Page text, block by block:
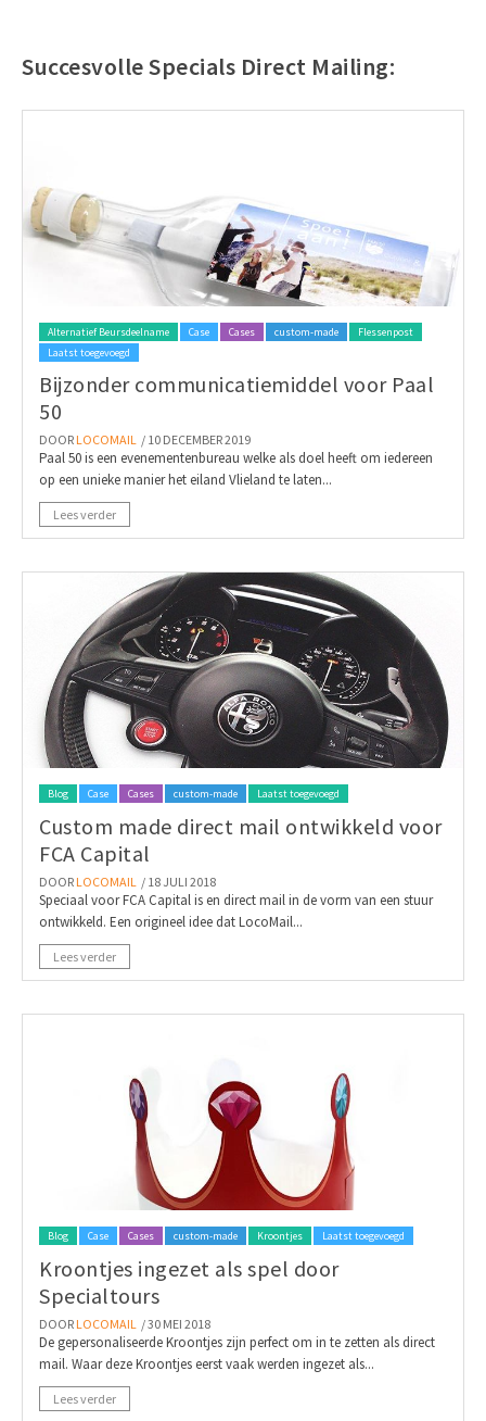
Succesvolle Specials Direct Mailing:
Alternatief Beursdeelname Case Cases custom-made
Flessenpost
Laatst toegevoegd
Bijzonder communicatiemiddel voor Paal
50
DOOR LOCOMAIL / 10 DECEMBER 2019
Paal 50 is een evenementenbureau welke als doel heeft om iedereen
op een unieke manier het eiland Vlieland te laten...
Lees verder
Blog Case Cases custom-made Laatst toegevoegd
Custom made direct mail ontwikkeld voor
FCA Capital
DOOR LOCOMAIL / 18 JULI 2018
Speciaal voor FCA Capital is en direct mail in de vorm van een stuur
ontwikkeld. Een origineel idee dat LocoMail...
Lees verder
Blog Case Cases custom-made Kroontjes Laatst toegevoegd
Kroontjes ingezet als spel door
Specialtours
DOOR LOCOMAIL / 30 MEI 2018
De gepersonaliseerde Kroontjes zijn perfect om in te zetten als direct
mail. Waar deze Kroontjes eerst vaak werden ingezet als...
Lees verder